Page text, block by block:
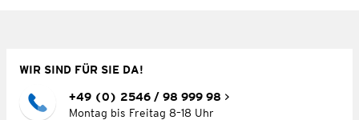
WIR SIND FÜR SIE DA!
+49 (0) 2546 / 98 999 98
Montag bis Freitag 8–18 Uhr